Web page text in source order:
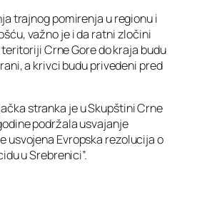
trajnog pomirenja u regionu i
važno je i da ratni zločini
Crne Gore do kraja budu
a krivci budu privedeni pred
stranka je u Skupštini Crne
podržala usvajanje
usvojena Evropska rezolucija o
u Srebrenici”.